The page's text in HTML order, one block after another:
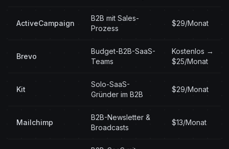
ActiveCampaign
B2B mit Sales-
Prozess
$29/Monat
Brevo
Budget-B2B-SaaS-
Teams
Kostenlos →
$25/Monat
Kit
Solo-SaaS-
Gründer im B2B
$29/Monat
Mailchimp
B2B-Newsletter &
Broadcasts
$13/Monat